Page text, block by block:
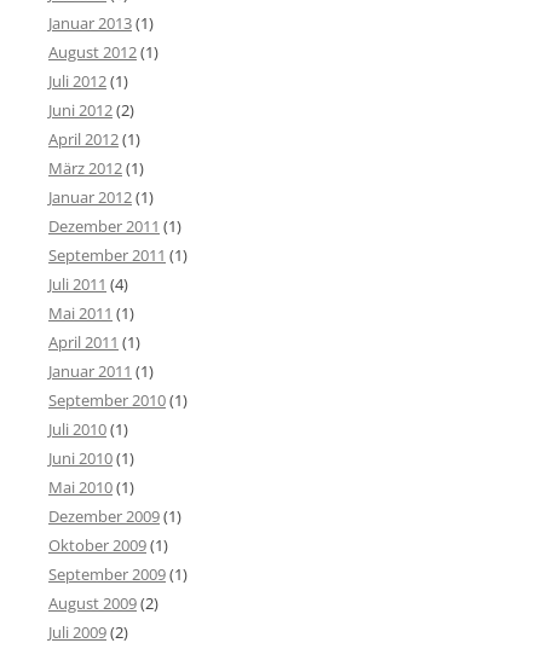
Januar 2013(1)
August 2012(1)
Juli 2012(1)
Juni 2012(2)
April 2012(1)
März 2012(1)
Januar 2012(1)
Dezember 2011 (1)
September 2011 (1)
Juli 2011 (4)
Mai 2011 (1)
April 2011 (1)
Januar 2011 (1)
September 2010(1)
Juli 2010(1)
Juni 2010(1)
Mai 2010(1)
Dezember 2009(1)
Oktober 2009(1)
September 2009(1)
August 2009(2)
Juli 2009(2)